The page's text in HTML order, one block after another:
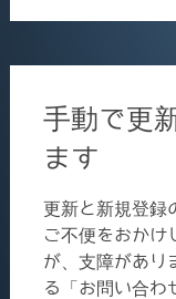
手動で更
ます
更新と新規登録
ご不便をおかけ
が、支障があり
る「お問い合わ